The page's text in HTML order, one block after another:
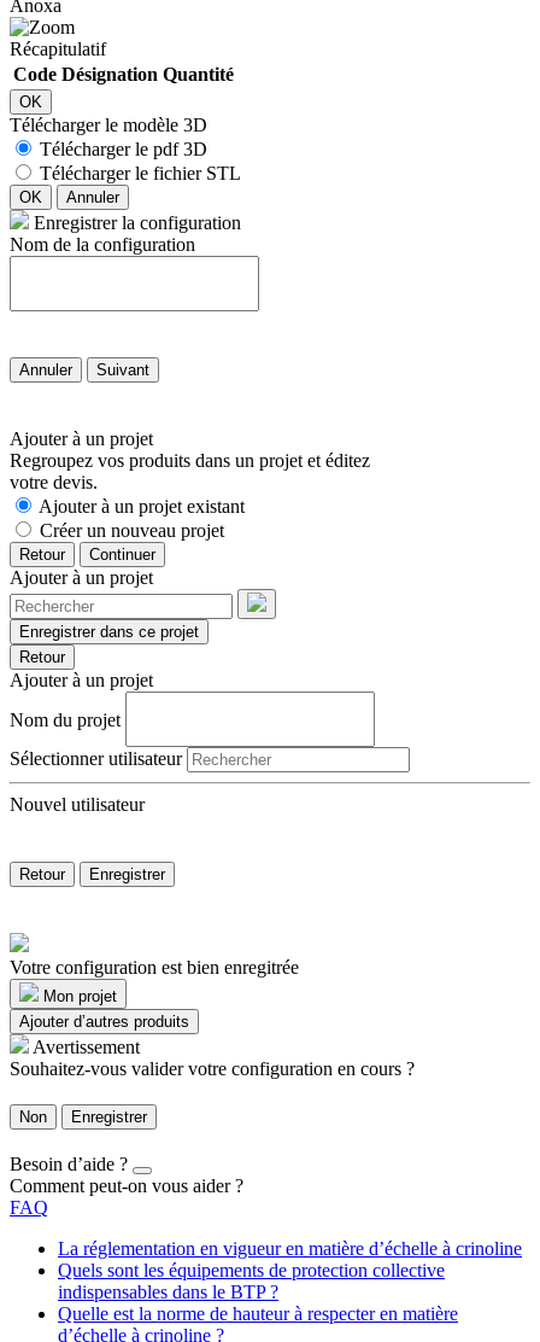
Anoxa
Récapitulatif
Code Désignation Quantité
OK
Télécharger le modèle 3D
Télécharger le pdf 3D
Télécharger le fichier STL
OK Annuler
Enregistrer la configuration
Nom de la configuration
Annuler Suivant
Ajouter à un projet
Regroupez vos produits dans un projet et éditez
votre devis.
Ajouter à un projet existant
Créer un nouveau projet
Retour Continuer
Ajouter à un projet
Enregistrer dans ce projet
Retour
Ajouter à un projet
Nom du projet
Sélectionner utilisateur
Nouvel utilisateur
Retour Enregistrer
Votre configuration est bien enregitrée
Mon projet
Ajouter d’autres produits
Avertissement
Souhaitez-vous valider votre configuration en cours ?
Non Enregistrer
Besoin d’aide ?
Comment peut-on vous aider ?
FAQ
La réglementation en vigueur en matière d’échelle à crinoline
Quels sont les équipements de protection collective
indispensables dans le BTP ?
Quelle est la norme de hauteur à respecter en matière
d’échelle à crinoline ?